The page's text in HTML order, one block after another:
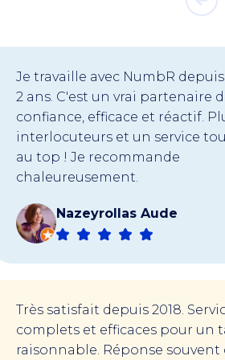
Je travaille avec NumbR
2 ans. C'est un vrai partenaire
confiance, efficace et réactif.
interlocuteurs et un service
au top ! Je recommande
chaleureusement.
Nazeyrollas Aude
Très satisfait depuis 2018.
complets et efficaces pour un
raisonnable. Réponse souvent